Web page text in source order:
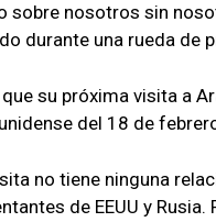
sobre nosotros sin
durante una rueda de
su próxima visita a
del 18 de
no tiene ninguna
de EEUU y